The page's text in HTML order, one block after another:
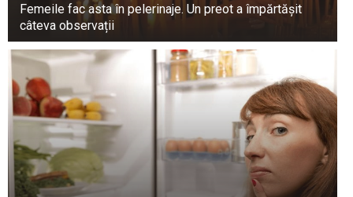
Femeile fac asta în pelerinaje. Un preot a împărtășit
câteva observații